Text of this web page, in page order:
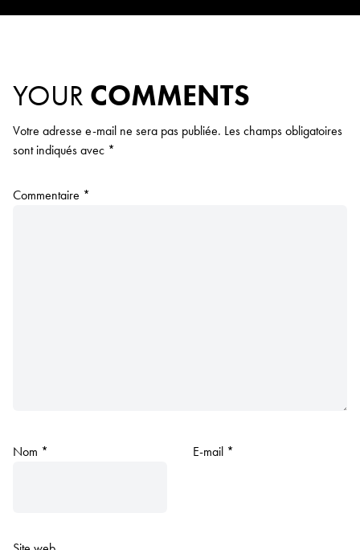
YOUR COMMENTS
Votre adresse e-mail ne sera pas publiée. Les champs obligatoires
sont indiqués avec *
Commentaire *
Nom * E-mail *